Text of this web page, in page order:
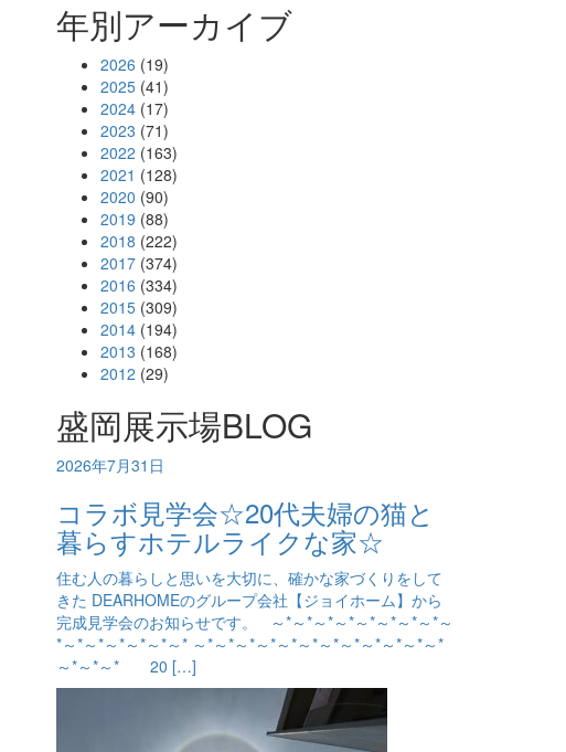
年別アーカイブ
2026 (19)
2025 (41)
2024 (17)
2023 (71)
2022 (163)
2021 (128)
2020 (90)
2019 (88)
2018 (222)
2017 (374)
2016 (334)
2015 (309)
2014 (194)
2013 (168)
2012 (29)
盛岡展示場BLOG
2026年7月31日
コラボ見学会☆20代夫婦の猫と
暮らすホテルライクな家☆
住む人の暮らしと思いを大切に、確かな家づくりをして
きた DEARHOMEのグループ会社【ジョイホーム】から
完成見学会のお知らせです。 ～*～*～*～*～*～*～*～*～
*～*～*～*～*～*～* ～*～*～*～*～*～*～*～*～*～*～*～*
～*～*～* 20 […]